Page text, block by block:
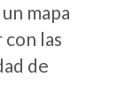
mapa
las
de